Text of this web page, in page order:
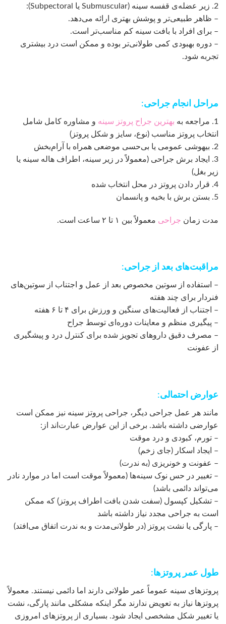
2. زیر عضله‌ی قفسه سینه (Submuscular یا Subpectoral):
– ظاهر طبیعی‌تر و پوشش بهتری ارائه می‌دهد.
– برای افراد با بافت سینه کم مناسب‌تر است.
– دوره بهبودی کمی طولانی‌تر بوده و ممکن است درد بیشتری
تجربه شود.
مراحل انجام جراحی:
1. مراجعه به بهترین جراح پروتز سینه و مشاوره کامل شامل
انتخاب پروتز مناسب (نوع، سایز و شکل پروتز)
2. بیهوشی عمومی یا بی‌حسی موضعی همراه با آرام‌بخش
3. ایجاد برش جراحی (معمولاً در زیر سینه، اطراف هاله سینه یا
زیر بغل)
4. قرار دادن پروتز در محل انتخاب شده
5. بستن برش با بخیه و پانسمان
مدت زمان جراحی معمولاً بین ۱ تا ۲ ساعت است.
مراقبت‌های بعد از جراحی:
– استفاده از سوتین مخصوص بعد از عمل و اجتناب از سوتین‌های
فنردار برای چند هفته
– اجتناب از فعالیت‌های سنگین و ورزش برای ۴ تا ۶ هفته
– پیگیری منظم و معاینات دوره‌ای توسط جراح
– مصرف دقیق داروهای تجویز شده برای کنترل درد و پیشگیری
از عفونت
عوارض احتمالی:
مانند هر عمل جراحی دیگر، جراحی پروتز سینه نیز ممکن است
عوارضی داشته باشد. برخی از این عوارض عبارت‌اند از:
– تورم، کبودی و درد موقت
– ایجاد اسکار (جای زخم)
– عفونت و خونریزی (به ندرت)
– تغییر در حس نوک سینه‌ها (معمولاً موقت است اما در موارد نادر
می‌تواند دائمی باشد)
– تشکیل کپسول (سفت شدن بافت اطراف پروتز) که ممکن
است به جراحی مجدد نیاز داشته باشد
– پارگی یا نشت پروتز (در طولانی‌مدت و به ندرت اتفاق می‌افتد)
طول عمر پروتزها:
پروتزهای سینه عموماً عمر طولانی دارند اما دائمی نیستند. معمولاً
پروتزها نیاز به تعویض ندارند مگر اینکه مشکلی مانند پارگی، نشت
یا تغییر شکل مشخصی ایجاد شود. بسیاری از پروتزهای امروزی